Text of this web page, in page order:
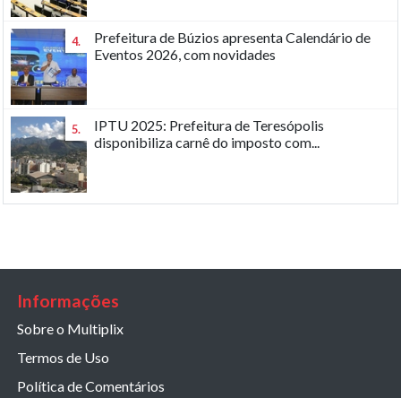
4.
Prefeitura de Búzios apresenta Calendário de
Eventos 2026, com novidades
5.
IPTU 2025: Prefeitura de Teresópolis
disponibiliza carnê do imposto com...
Informações
Sobre o Multiplix
Termos de Uso
Política de Comentários